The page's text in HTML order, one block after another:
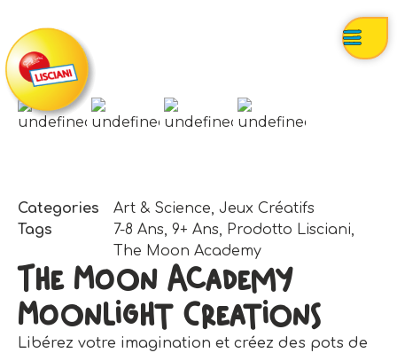
Categories Art & Science, Jeux Créatifs
Tags
7-8 Ans, 9+ Ans, Prodotto Lisciani,
The Moon Academy
The Moon Academy
Moonlight Creations
Libérez votre imagination et créez des pots de